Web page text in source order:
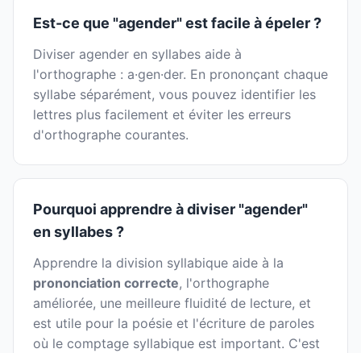
Est-ce que "agender" est facile à épeler ?
Diviser agender en syllabes aide à
l'orthographe : a·gen·der. En prononçant chaque
syllabe séparément, vous pouvez identifier les
lettres plus facilement et éviter les erreurs
d'orthographe courantes.
Pourquoi apprendre à diviser "agender"
en syllabes ?
Apprendre la division syllabique aide à la
prononciation correcte, l'orthographe
améliorée, une meilleure fluidité de lecture, et
est utile pour la poésie et l'écriture de paroles
où le comptage syllabique est important. C'est